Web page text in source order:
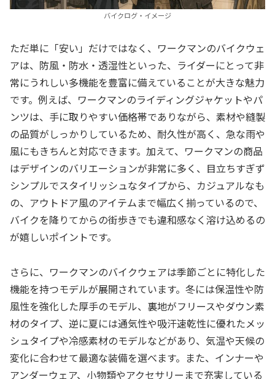
バイクログ・イメージ
ただ単に「安い」だけではなく、ワークマンのバイクウェ
アは、防風・防水・透湿性といった、ライダーにとって非
常にうれしい多機能を豊富に備えていることが大きな魅力
です。例えば、ワークマンのライディングジャケットやパ
ンツは、手に取りやすい価格帯でありながら、素材や縫製
の品質がしっかりしているため、耐久性が高く、急な雨や
風にもきちんと対応できます。加えて、ワークマンの商品
はデザインのバリエーションが非常に多く、目立ちすぎず
シンプルでスタイリッシュなタイプから、カジュアルなも
の、アウトドア風のアイテムまで幅広く揃っているので、
バイクを降りてからの街歩きでも違和感なく溶け込めるの
が嬉しいポイントです。
さらに、ワークマンのバイクウェアは季節ごとに特化した
機能を持つモデルが展開されています。冬には保温性や防
風性を強化した厚手のモデル、裏地がフリースやダウン素
材のタイプ、逆に夏には通気性や吸汗速乾性に優れたメッ
シュタイプや冷感素材のモデルなどがあり、気温や天候の
変化に合わせて最適な装備を選べます。また、インナーや
アンダーウェア、小物類やアクセサリーまで充実している